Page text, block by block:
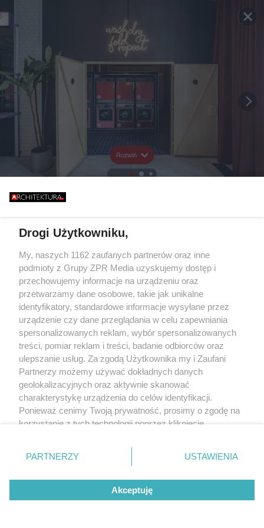
Rozwiń
Drogi Użytkowniku,
My, naszych 1162 zaufanych partnerów oraz inne
podmioty z Grupy ZPR Media uzyskujemy dostęp i
przechowujemy informacje na urządzeniu oraz
przetwarzamy dane osobowe, takie jak unikalne
identyfikatory, standardowe informacje wysyłane przez
urządzenie czy dane przeglądania w celu zapewniania
spersonalizowanych reklam, wybór spersonalizowanych
treści, pomiar reklam i treści, badanie odbiorców oraz
ulepszanie usług. Za zgodą Użytkownika my i Zaufani
Partnerzy możemy używać dokładnych danych
geolokalizacyjnych oraz aktywnie skanować
charakterystykę urządzenia do celów identyfikacji.
Ponieważ cenimy Twoją prywatność, prosimy o zgodę na
korzystanie z tych technologii poprzez kliknięcie
zmienić/wycofać klikając przycisk ustawień prywatności
znajdujący się w lewym dolnym rogu strony
rodzaje przetwarzania danych nie wymagają zgody
użytkownika, ale masz prawo sprzeciwić się takiemu
przetwarzaniu. Preferencje będą miały zastosowanie tylko
PARTNERZY USTAWIENIA
Akceptuję